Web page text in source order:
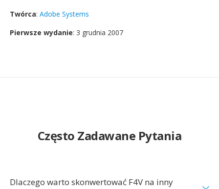
Twórca: Adobe Systems
Pierwsze wydanie: 3 grudnia 2007
Często Zadawane Pytania
Dlaczego warto skonwertować F4V na inny